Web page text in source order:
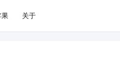
果 关于